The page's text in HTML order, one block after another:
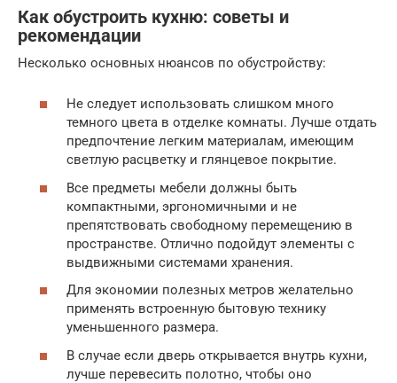
Как обустроить кухню: советы и
рекомендации
Несколько основных нюансов по обустройству:
Не следует использовать слишком много
темного цвета в отделке комнаты. Лучше отдать
предпочтение легким материалам, имеющим
светлую расцветку и глянцевое покрытие.
Все предметы мебели должны быть
компактными, эргономичными и не
препятствовать свободному перемещению в
пространстве. Отлично подойдут элементы с
выдвижными системами хранения.
Для экономии полезных метров желательно
применять встроенную бытовую технику
уменьшенного размера.
В случае если дверь открывается внутрь кухни,
лучше перевесить полотно, чтобы оно